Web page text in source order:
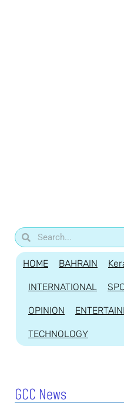
HOME BAHRAIN
INTERNATIONAL
OPINION
TECHNOLOGY
GCC News